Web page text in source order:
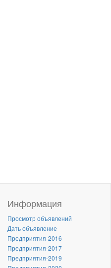
Информация
Просмотр объявлений
Дать объявление
Предприятия-2016
Предприятия-2017
Предприятия-2019